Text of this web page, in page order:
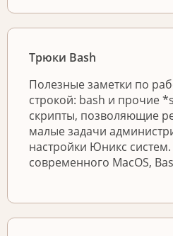
Трюки Bash
Полезные заметки по
строкой: bash и прочие
скрипты, позволяющие
малые задачи
настройки Юникс систем.
современного MacOS,